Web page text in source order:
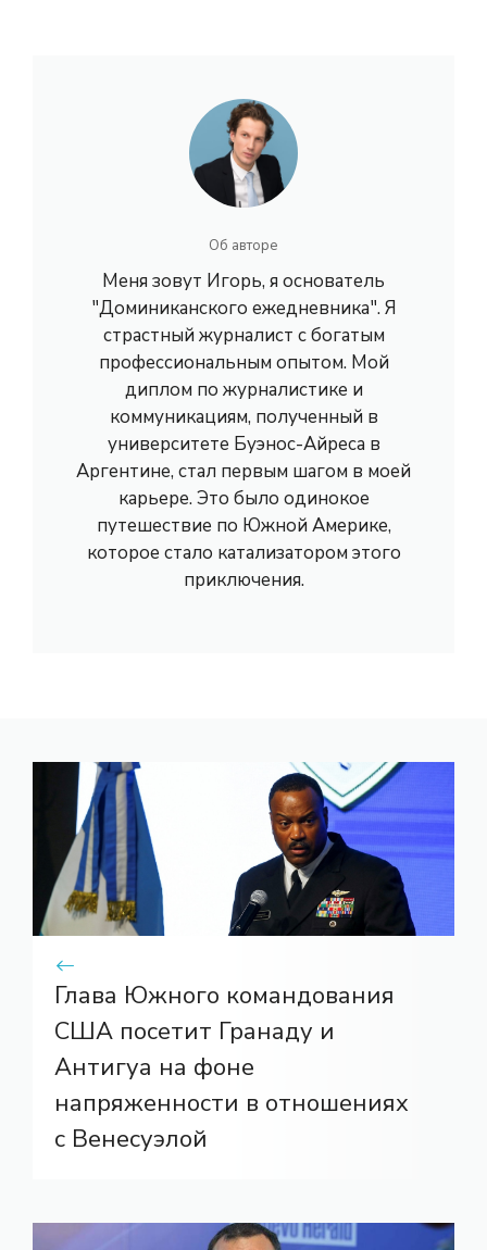
Об авторе
Меня зовут Игорь, я основатель
"Доминиканского ежедневника". Я
страстный журналист с богатым
профессиональным опытом. Мой
диплом по журналистике и
коммуникациям, полученный в
университете Буэнос-Айреса в
Аргентине, стал первым шагом в моей
карьере. Это было одинокое
путешествие по Южной Америке,
которое стало катализатором этого
приключения.
Глава Южного командования
США посетит Гранаду и
Антигуа на фоне
напряженности в отношениях
с Венесуэлой